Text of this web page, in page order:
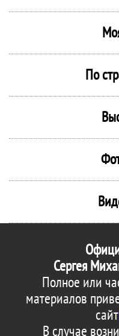
По
Сергея
Полное или
материалов
сайт
В случае